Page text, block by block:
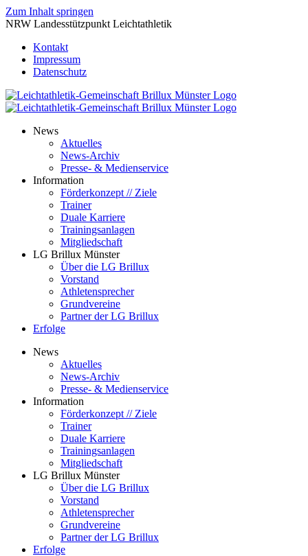
Zum Inhalt springen
NRW Landesstützpunkt Leichtathletik
Kontakt
Impressum
Datenschutz
News
Aktuelles
News-Archiv
Presse- & Medienservice
Information
Förderkonzept // Ziele
Trainer
Duale Karriere
Trainingsanlagen
Mitgliedschaft
LG Brillux Münster
Über die LG Brillux
Vorstand
Athletensprecher
Grundvereine
Partner der LG Brillux
Erfolge
News
Aktuelles
News-Archiv
Presse- & Medienservice
Information
Förderkonzept // Ziele
Trainer
Duale Karriere
Trainingsanlagen
Mitgliedschaft
LG Brillux Münster
Über die LG Brillux
Vorstand
Athletensprecher
Grundvereine
Partner der LG Brillux
Erfolge